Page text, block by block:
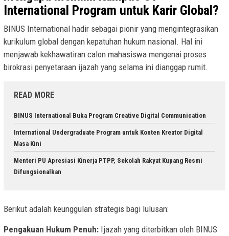
International Program untuk Karir Global?
BINUS International hadir sebagai pionir yang mengintegrasikan
kurikulum global dengan kepatuhan hukum nasional. Hal ini
menjawab kekhawatiran calon mahasiswa mengenai proses
birokrasi penyetaraan ijazah yang selama ini dianggap rumit.
READ MORE
BINUS International Buka Program Creative Digital Communication
International Undergraduate Program untuk Konten Kreator Digital
Masa Kini
Menteri PU Apresiasi Kinerja PTPP, Sekolah Rakyat Kupang Resmi
Difungsionalkan
Berikut adalah keunggulan strategis bagi lulusan:
Pengakuan Hukum Penuh: Ijazah yang diterbitkan oleh BINUS